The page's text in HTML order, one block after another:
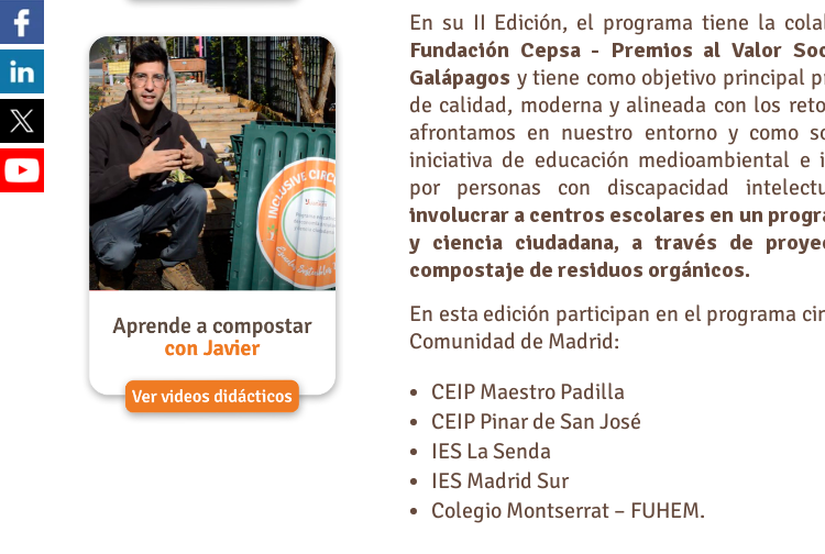
En su II Edición, el programa tiene la
Fundación Cepsa - Premios al Valor
Galápagos y tiene como objetivo principal
de calidad, moderna y alineada con los
afrontamos en nuestro entorno y como
iniciativa de educación medioambiental e
por personas con discapacidad
involucrar a centros escolares en un
y ciencia ciudadana, a través de
compostaje de residuos orgánicos.
En esta edición participan en el programa
Comunidad de Madrid:
CEIP Maestro Padilla
CEIP Pinar de San José
IES La Senda
IES Madrid Sur
Colegio Montserrat – FUHEM.